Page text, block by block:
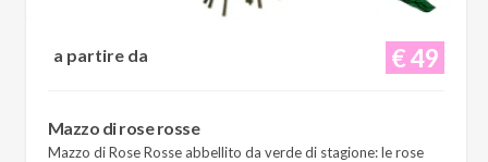
€ 49
a partire da
Mazzo di rose rosse
Mazzo di Rose Rosse abbellito da verde di stagione: le rose